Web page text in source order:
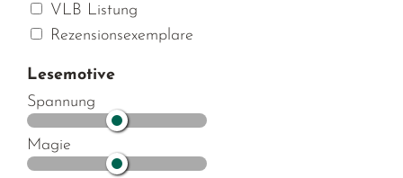
VLB Listung
Rezensionsexemplare
Lesemotive
Spannung
Magie